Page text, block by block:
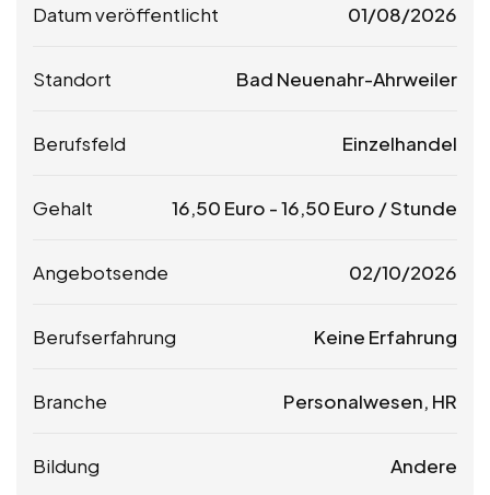
Datum veröffentlicht 01/08/2026
Standort Bad Neuenahr-Ahrweiler
Berufsfeld Einzelhandel
Gehalt 16,50 Euro -16,50 Euro / Stunde
Angebotsende 02/10/2026
Berufserfahrung Keine Erfahrung
Branche Personalwesen, HR
Bildung Andere